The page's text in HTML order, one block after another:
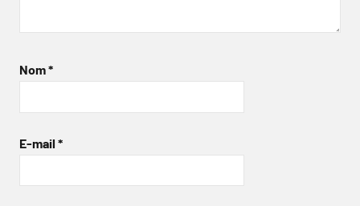
Nom*
E-mail *